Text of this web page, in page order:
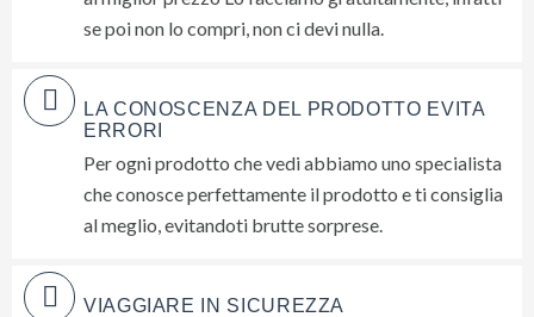
se poi non lo compri, non ci devi nulla.
LA CONOSCENZA DEL PRODOTTO EVITA
ERRORI
Per ogni prodotto che vedi abbiamo uno specialista
che conosce perfettamente il prodotto e ti consiglia
al meglio, evitandoti brutte sorprese.
VIAGGIARE IN SICUREZZA